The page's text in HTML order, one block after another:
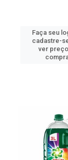
Faça seu
cadastre-
ver